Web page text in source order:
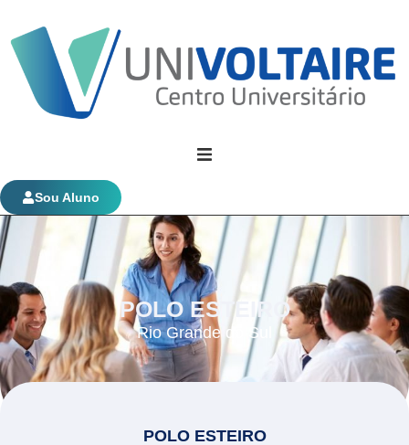
Univoltaire
Graduação
Evolução Funcional
Sou Aluno
POLO ESTEIRO
Rio Grande do Sul
POLO ESTEIRO